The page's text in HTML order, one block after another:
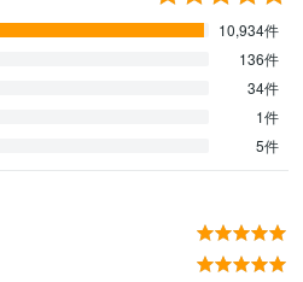
10,934件
136件
34件
1件
5件